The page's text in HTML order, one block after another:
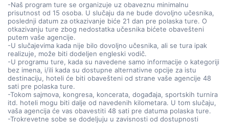
-Naš program ture se organizuje uz obaveznu minimalnu
prisutnost od 15 osoba. U slučaju da ne bude dovoljno učesnika,
poslednji datum za otkazivanje biće 21 dan pre polaska ture. O
otkazivanju ture zbog nedostatka učesnika bićete obavešteni
putem vaše agencije.
-U slučajevima kada nije bilo dovoljno učesnika, ali se tura ipak
realizuje, može biti dodeljen engleski vodič.
-U programu ture, kada su navedene samo informacije o kategoriji
bez imena, i/ili kada su dostupne alternativne opcije za istu
destinaciju, hoteli će biti obavešteni od strane vaše agencije 48
sati pre polaska ture.
-Tokom sajmova, kongresa, koncerata, događaja, sportskih turnira
itd. hoteli mogu biti dalje od navedenih kilometara. U tom slučaju,
vaša agencija će vas obavestiti 48 sati pre datuma polaska ture.
-Trokrevetne sobe se dodeljuju u zavisnosti od dostupnosti